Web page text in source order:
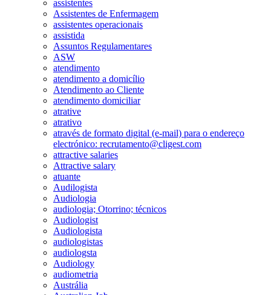
assistentes
Assistentes de Enfermagem
assistentes operacionais
assistida
Assuntos Regulamentares
ASW
atendimento
atendimento a domicílio
Atendimento ao Cliente
atendimento domiciliar
atrative
atrativo
através de formato digital (e-mail) para o endereço
electrónico: recrutamento@cligest.com
attractive salaries
Attractive salary
atuante
Audilogista
Audiologia
audiologia; Otorrino; técnicos
Audiologist
Audiologista
audiologistas
audiologsta
Audiology
audiometria
Austrália